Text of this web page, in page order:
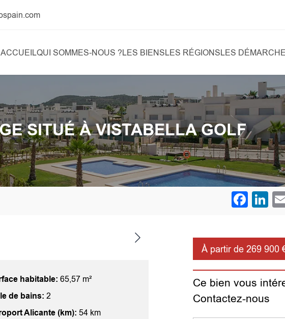
ACCUEILQUI SOMMES-NOUS ?LES BIENSLES RÉGIONSLES
SITUÉ À VISTABELLA GOLF
habitable: 65,57 m²
de bains: 2
Alicante (km): 54 km
À partir de 269 900
Ce bien vous
Contactez-nous